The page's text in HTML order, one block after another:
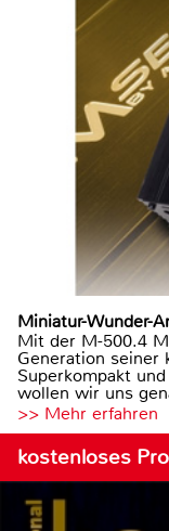
Miniatur-Wunder-
Mit der M-500.4
Generation seiner
Superkompakt
wollen wir uns
>> Mehr erfahren
kostenloses